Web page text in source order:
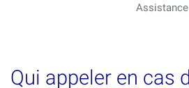
Qui appeler en cas